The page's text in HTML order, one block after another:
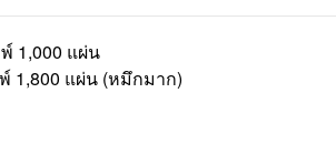
1,000 แผ่น
1,800 แผ่น (หมึกมาก)